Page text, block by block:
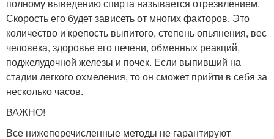
полному выведению спирта называется отрезвлением.
Скорость его будет зависеть от многих факторов. Это
количество и крепость выпитого, степень опьянения, вес
человека, здоровье его печени, обменных реакций,
поджелудочной железы и почек. Если выпивший на
стадии легкого охмеления, то он сможет прийти в себя за
несколько часов.
ВАЖНО!
Все нижеперечисленные методы не гарантируют